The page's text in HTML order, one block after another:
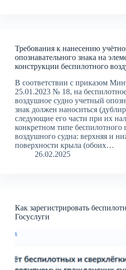
Требования к нанесению
опознавательного знака на
конструкции беспилотного
В соответствии с приказом
25.01.2023 № 18, на
воздушное судно учетный
знак должен наноситься
следующие его части при их
конкретном типе беспилотного
воздушного судна: верхняя и
поверхности крыла (обоих…
26.02.2025
Как зарегистрировать
Госуслуги